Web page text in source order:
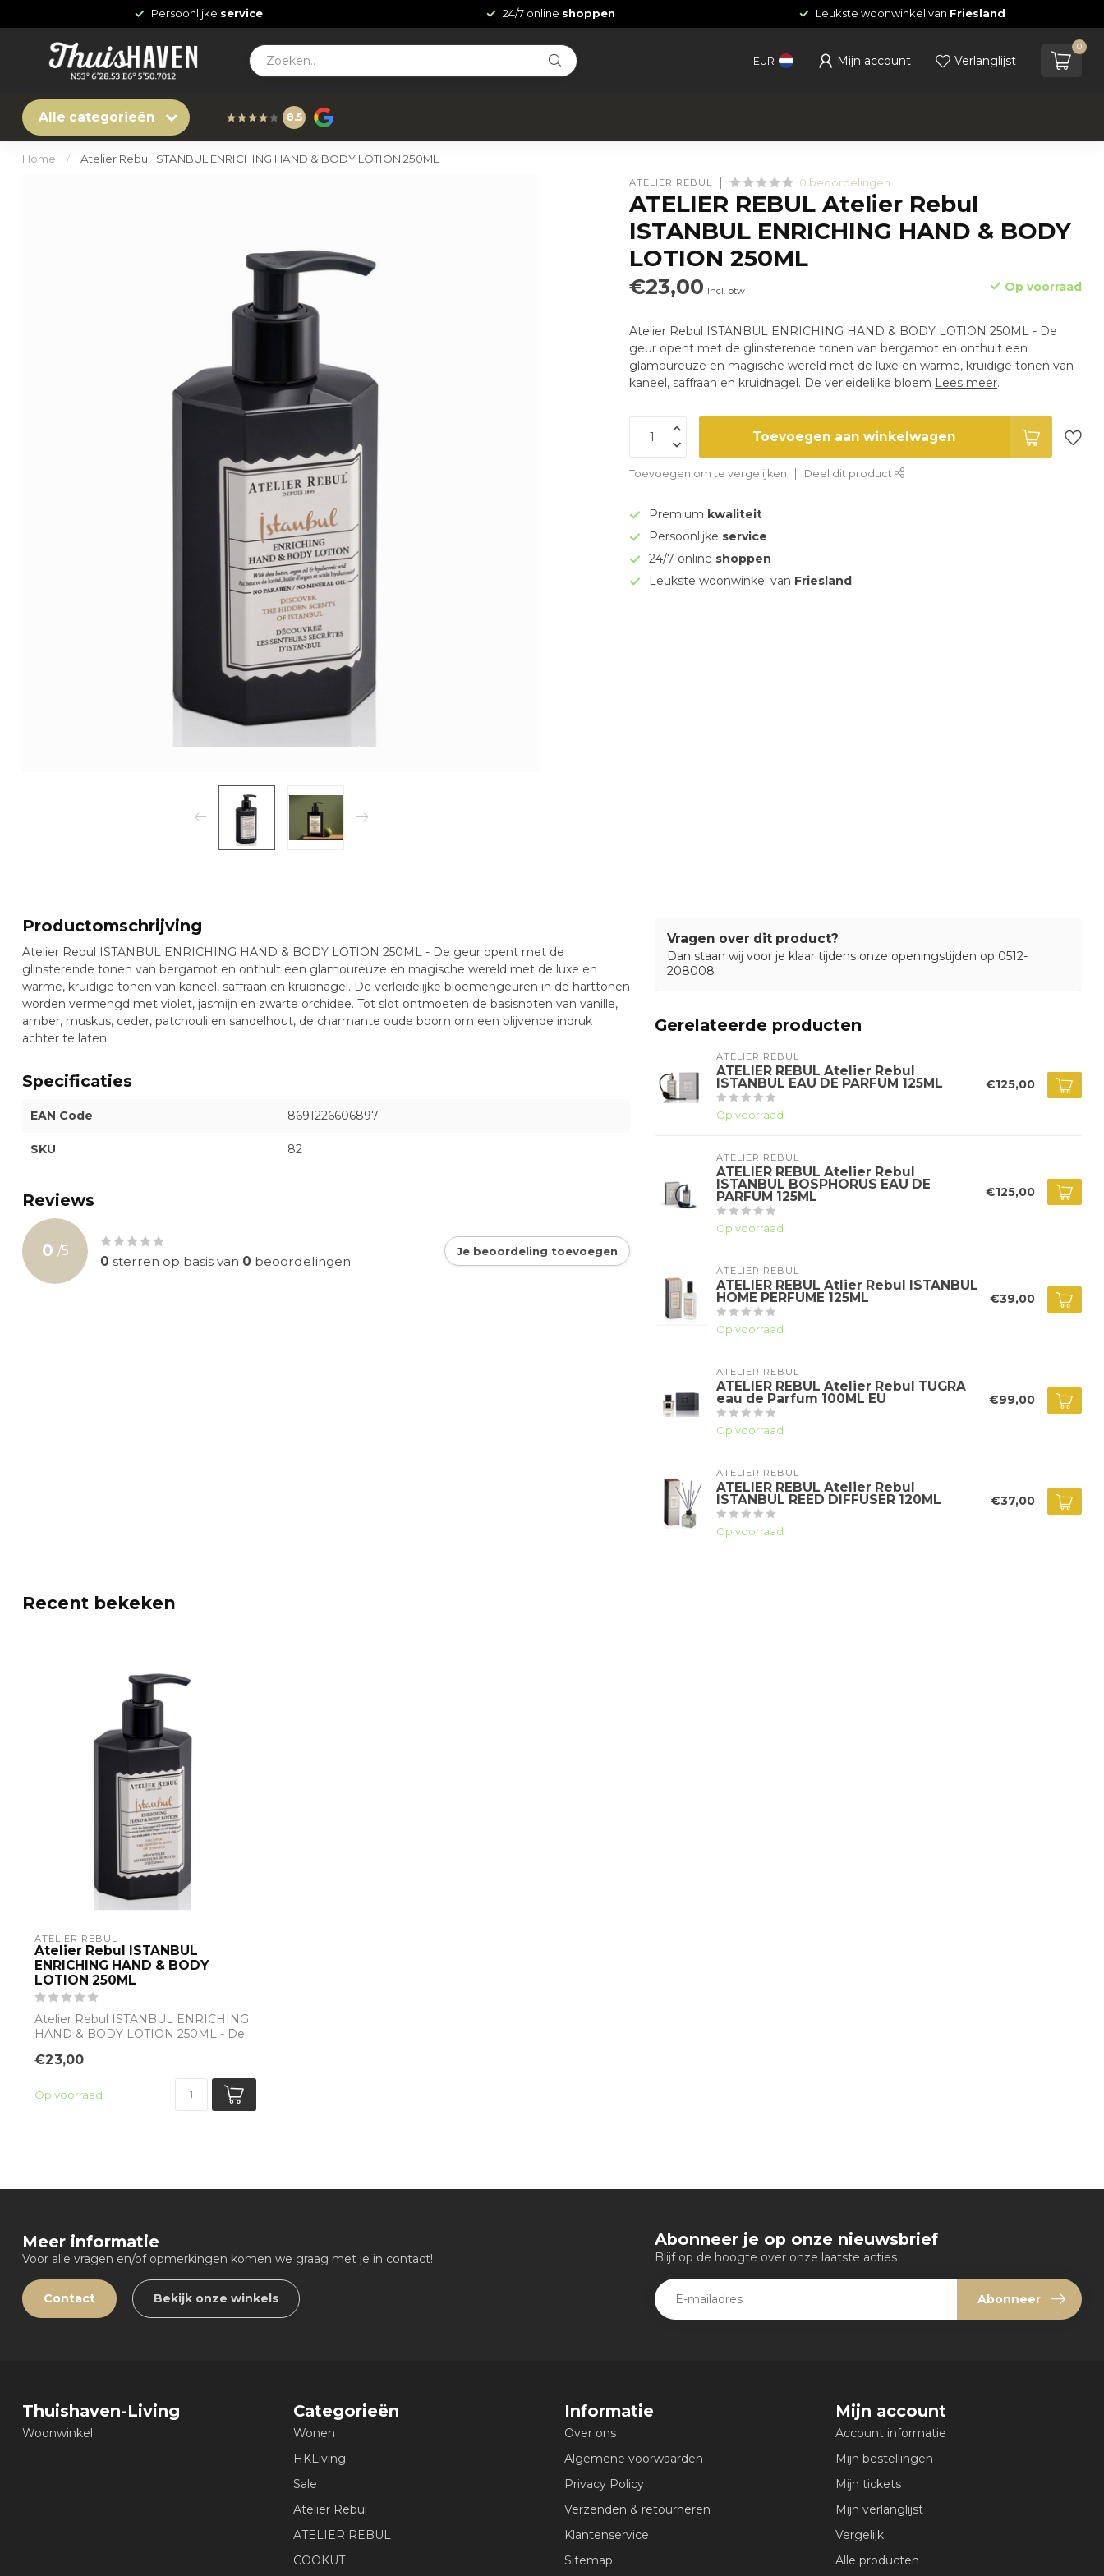
Persoonlijke service 24/7 online shoppen Leukste woonwinkel van Friesland
EUR Mijn account Verlanglijst
0
Alle categorieën 8.5
Home / Atelier Rebul ISTANBUL ENRICHING HAND & BODY LOTION 250ML
ATELIER REBUL 0 beoordelingen
ATELIER REBUL Atelier Rebul
ISTANBUL ENRICHING HAND & BODY
LOTION 250ML
€23,00 Incl. btw Op voorraad
Atelier Rebul ISTANBUL ENRICHING HAND & BODY LOTION 250ML - De
geur opent met de glinsterende tonen van bergamot en onthult een
glamoureuze en magische wereld met de luxe en warme, kruidige tonen van
kaneel, saffraan en kruidnagel. De verleidelijke bloem Lees meer.
Toevoegen aan winkelwagen
Toevoegen om te vergelijken Deel dit product
Premium kwaliteit
Persoonlijke service
24/7 online shoppen
Leukste woonwinkel van Friesland
Productomschrijving
Atelier Rebul ISTANBUL ENRICHING HAND & BODY LOTION 250ML - De geur opent met de
glinsterende tonen van bergamot en onthult een glamoureuze en magische wereld met de luxe en
warme, kruidige tonen van kaneel, saffraan en kruidnagel. De verleidelijke bloemengeuren in de harttonen
worden vermengd met violet, jasmijn en zwarte orchidee. Tot slot ontmoeten de basisnoten van vanille,
amber, muskus, ceder, patchouli en sandelhout, de charmante oude boom om een blijvende indruk
achter te laten.
Specificaties
EAN Code 8691226606897
SKU 82
Reviews
0 /5
0 sterren op basis van 0 beoordelingen
Je beoordeling toevoegen
Vragen over dit product?
Dan staan wij voor je klaar tijdens onze openingstijden op 0512-
208008
Gerelateerde producten
ATELIER REBUL
ATELIER REBUL Atelier Rebul
ISTANBUL EAU DE PARFUM 125ML
Op voorraad
€125,00
ATELIER REBUL
ATELIER REBUL Atelier Rebul
ISTANBUL BOSPHORUS EAU DE
PARFUM 125ML
Op voorraad
€125,00
ATELIER REBUL
ATELIER REBUL Atlier Rebul ISTANBUL
HOME PERFUME 125ML
Op voorraad
€39,00
ATELIER REBUL
ATELIER REBUL Atelier Rebul TUGRA
eau de Parfum 100ML EU
Op voorraad
€99,00
ATELIER REBUL
ATELIER REBUL Atelier Rebul
ISTANBUL REED DIFFUSER 120ML
Op voorraad
€37,00
Recent bekeken
ATELIER REBUL
Atelier Rebul ISTANBUL
ENRICHING HAND & BODY
LOTION 250ML
Atelier Rebul ISTANBUL ENRICHING
HAND & BODY LOTION 250ML - De
€23,00
Op voorraad
Meer informatie
Voor alle vragen en/of opmerkingen komen we graag met je in contact!
Contact Bekijk onze winkels
Abonneer je op onze nieuwsbrief
Blijf op de hoogte over onze laatste acties
Abonneer
Thuishaven-Living
Woonwinkel
Categorieën
Wonen
HKLiving
Sale
Atelier Rebul
ATELIER REBUL
COOKUT
Informatie
Over ons
Algemene voorwaarden
Privacy Policy
Verzenden & retourneren
Klantenservice
Sitemap
Mijn account
Account informatie
Mijn bestellingen
Mijn tickets
Mijn verlanglijst
Vergelijk
Alle producten